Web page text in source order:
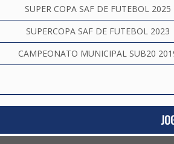
SUPER COPA SAF DE FUTEBOL 2025
SUPERCOPA SAF DE FUTEBOL 2023
CAMPEONATO MUNICIPAL SUB20